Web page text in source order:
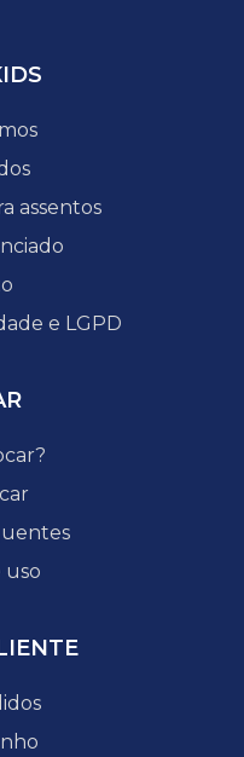
assentos
e LGPD
uso